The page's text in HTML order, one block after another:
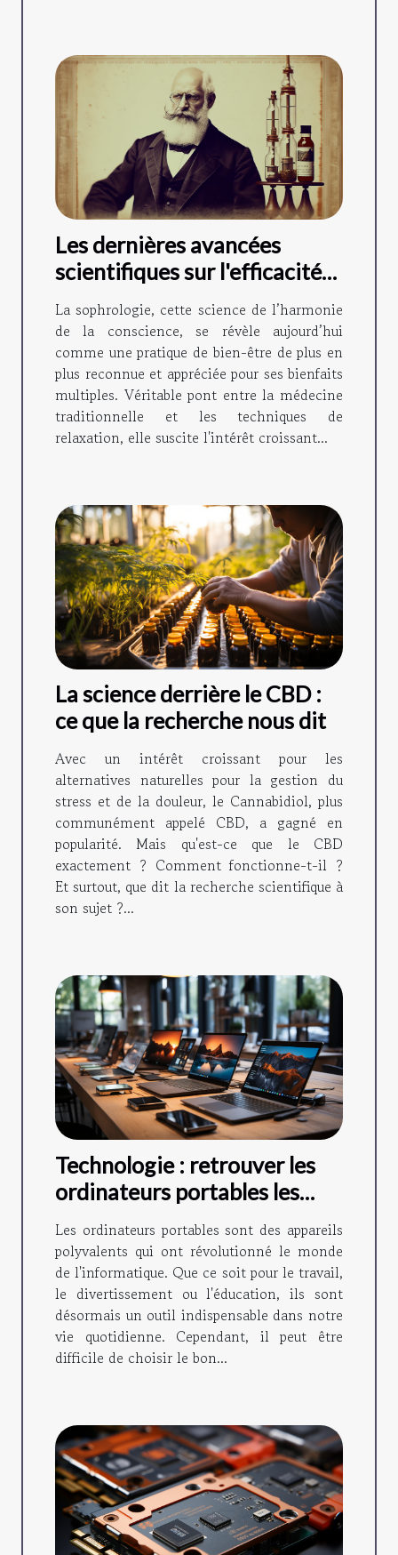
Les dernières avancées
scientifiques sur l'efficacité
de la sophrologie
La sophrologie, cette science de l’harmonie
de la conscience, se révèle aujourd’hui
comme une pratique de bien-être de plus en
plus reconnue et appréciée pour ses bienfaits
multiples. Véritable pont entre la médecine
traditionnelle et les techniques de
relaxation, elle suscite l'intérêt croissant...
La science derrière le CBD :
ce que la recherche nous dit
Avec un intérêt croissant pour les
alternatives naturelles pour la gestion du
stress et de la douleur, le Cannabidiol, plus
communément appelé CBD, a gagné en
popularité. Mais qu'est-ce que le CBD
exactement ? Comment fonctionne-t-il ?
Et surtout, que dit la recherche scientifique à
son sujet ?...
Technologie : retrouver les
ordinateurs portables les
plus utilisés du moment
Les ordinateurs portables sont des appareils
polyvalents qui ont révolutionné le monde
de l'informatique. Que ce soit pour le travail,
le divertissement ou l'éducation, ils sont
désormais un outil indispensable dans notre
vie quotidienne. Cependant, il peut être
difficile de choisir le bon...